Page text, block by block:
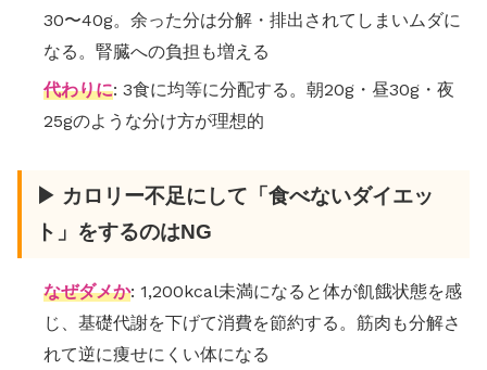
30〜40g。余った分は分解・排出されてしまいムダに
なる。腎臓への負担も増える
代わりに: 3食に均等に分配する。朝20g・昼30g・夜
25gのような分け方が理想的
▶ カロリー不足にして「食べないダイエッ
ト」をするのはNG
なぜダメか: 1,200kcal未満になると体が飢餓状態を感
じ、基礎代謝を下げて消費を節約する。筋肉も分解さ
れて逆に痩せにくい体になる